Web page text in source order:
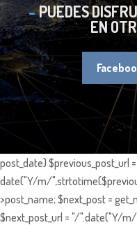
PUEDES
EN
post_date) $previous_post_url
date("Y/m/
>post_name; $next_post =
$next_post_url = "/".date("Y/